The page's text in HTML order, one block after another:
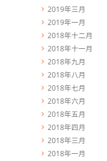
2019年三月
2019年一月
2018年十二月
2018年十一月
2018年九月
2018年八月
2018年七月
2018年六月
2018年五月
2018年四月
2018年三月
2018年一月